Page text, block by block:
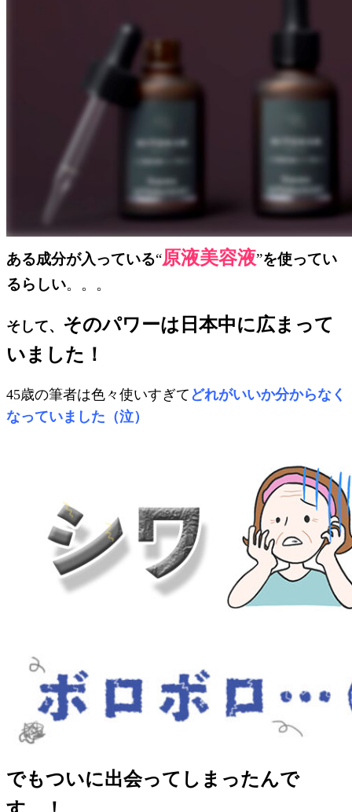
ある成分が入っている“原液美容液”を使ってい
るらしい。。。
そして、 そのパワーは日本中に広まって
いました！
45歳の筆者は色々使いすぎて どれがいいか分からなく
なっていました（泣）
でもついに出会ってしまったんで